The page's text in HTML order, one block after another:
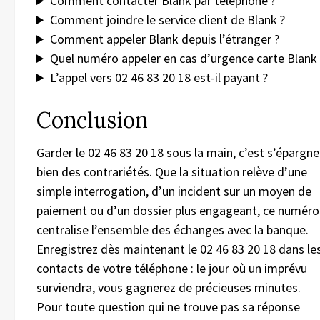
Comment joindre le service client de Blank ?
Comment appeler Blank depuis l’étranger ?
Quel numéro appeler en cas d’urgence carte Blank
L’appel vers 02 46 83 20 18 est-il payant ?
Conclusion
Garder le 02 46 83 20 18 sous la main, c’est
bien des contrariétés. Que la situation relève d’une
simple interrogation, d’un incident sur un moyen de
paiement ou d’un dossier plus engageant, ce numéro
centralise l’ensemble des échanges avec la banque.
Enregistrez dès maintenant le 02 46 83 20 18 dans
contacts de votre téléphone : le jour où un imprévu
surviendra, vous gagnerez de précieuses minutes.
Pour toute question qui ne trouve pas sa réponse